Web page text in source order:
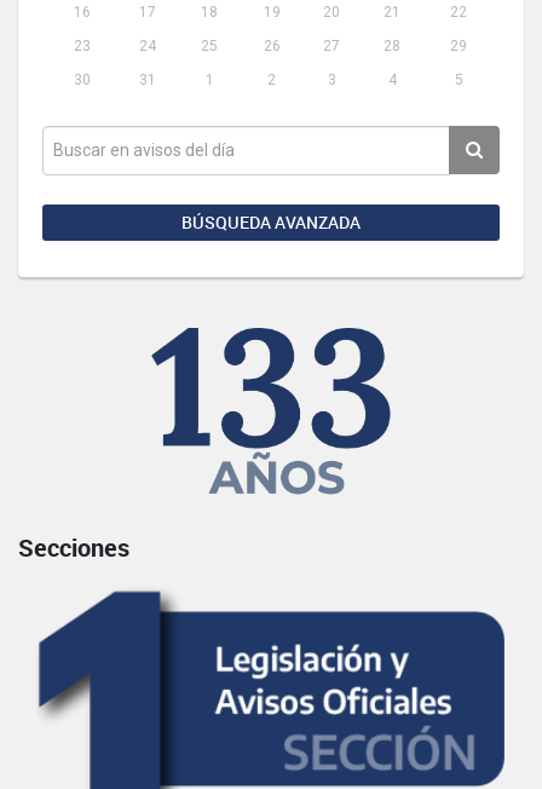
16
17 18 19 20 21
22
23
24 25 26 27 28
29
30
31 1 2 3 4 5
BÚSQUEDA AVANZADA
Secciones